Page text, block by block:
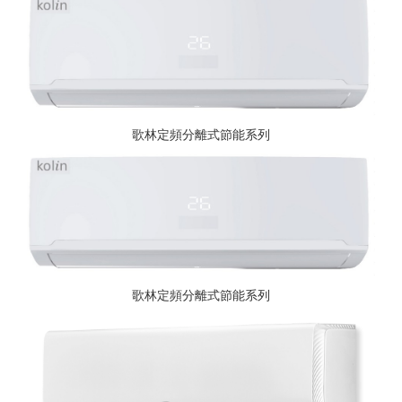
歌林定頻分離式節能系列
歌林定頻分離式節能系列